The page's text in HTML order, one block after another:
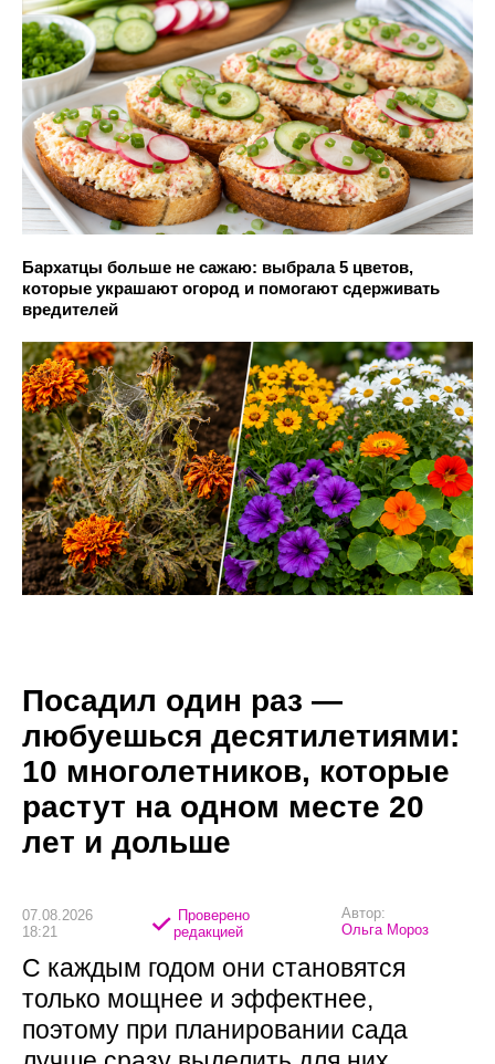
Бархатцы больше не сажаю: выбрала 5 цветов,
которые украшают огород и помогают сдерживать
вредителей
Посадил один раз —
любуешься десятилетиями:
10 многолетников, которые
растут на одном месте 20
лет и дольше
07.08.2026
18:21
Проверено
редакцией
Автор:
Ольга Мороз
С каждым годом они становятся
только мощнее и эффектнее,
поэтому при планировании сада